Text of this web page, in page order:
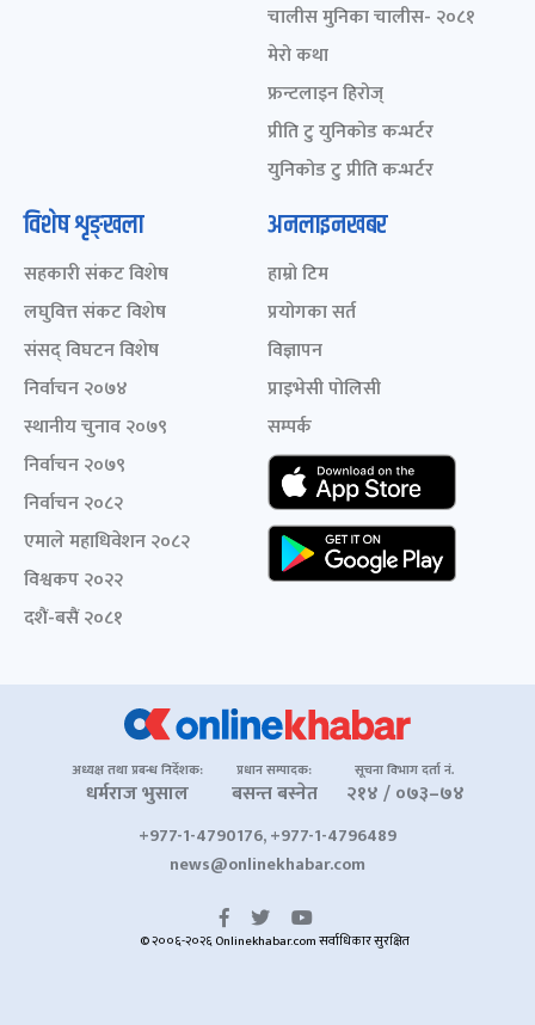
चालीस मुनिका चालीस- २०८१
मेरो कथा
फ्रन्टलाइन हिरोज्
प्रीति टु युनिकोड कन्भर्टर
युनिकोड टु प्रीति कन्भर्टर
विशेष शृङ्खला
सहकारी संकट विशेष
लघुवित्त संकट विशेष
संसद् विघटन विशेष
निर्वाचन २०७४
स्थानीय चुनाव २०७९
निर्वाचन २०७९
निर्वाचन २०८२
एमाले महाधिवेशन २०८२
विश्वकप २०२२
दशैं-बसैं २०८१
अनलाइनखबर
हाम्रो टिम
प्रयोगका सर्त
विज्ञापन
प्राइभेसी पोलिसी
सम्पर्क
अध्यक्ष तथा प्रबन्ध निर्देशक:
धर्मराज भुसाल
प्रधान सम्पादक:
बसन्त बस्नेत
सूचना विभाग दर्ता नं.
२१४ / ०७३–७४
+977-1-4790176, +977-1-4796489
news@onlinekhabar.com
© २००६-२०२६ Onlinekhabar.com सर्वाधिकार सुरक्षित